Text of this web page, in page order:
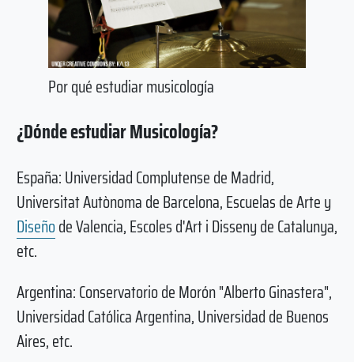
Por qué estudiar musicología
¿Dónde estudiar Musicología?
España: Universidad Complutense de Madrid,
Universitat Autònoma de Barcelona, Escuelas de Arte y
Diseñode Valencia, Escoles d'Art i Disseny de Catalunya,
etc.
Argentina: Conservatorio de Morón "Alberto Ginastera",
Universidad Católica Argentina, Universidad de Buenos
Aires, etc.